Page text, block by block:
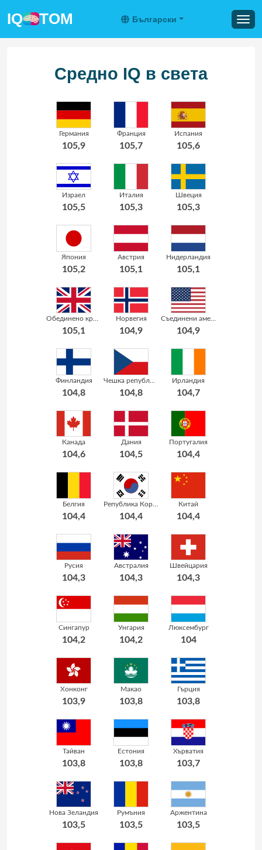
IQ TOM Български
Средно IQ в света
Германия
105,9
Франция
105,7
Испания
105,6
Израел
105,5
Италия
105,3
Швеция
105,3
Япония
105,2
Австрия
105,1
Нидерландия
105,1
105,1
Норвегия
104,9 104,9
Финландия
104,8 104,8
Ирландия
104,7
Канада
104,6
Дания
104,5
Португалия
104,4
Белгия
104,4 104,4
Китай
104,4
Русия
104,3
Австралия
104,3
Швейцария
104,3
Сингапур
104,2
Унгария
104,2
Люксембург
104
Хонконг
103,9
Макао
103,8
Гърция
103,8
Тайван
103,8
Естония
103,8
Хърватия
103,7
Нова Зеландия
103,5
Румъния
103,5
Аржентина
103,5